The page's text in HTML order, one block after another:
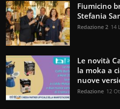
Fiumicino
Stefania
Redazione 2 14
Le novità
la moka a
nuove
Redazione 12